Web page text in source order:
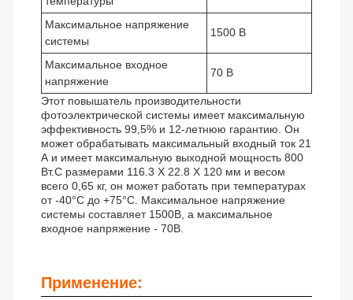
Максимальное напряжение
системы
1500 В
Максимальное входное
напряжение
70 В
Этот повышатель производительности
фотоэлектрической системы имеет максимальную
эффективность 99,5% и 12-летнюю гарантию. Он
может обрабатывать максимальный входный ток 21
А и имеет максимальную выходной мощность 800
Вт.С размерами 116.3 X 22.8 X 120 мм и весом
всего 0,65 кг, он может работать при температурах
от -40°C до +75°C. Максимальное напряжение
системы составляет 1500В, а максимальное
входное напряжение - 70В.
Применение: